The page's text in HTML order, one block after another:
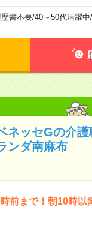
書不要/40～50代活躍中/
ネッセGの介
ンダ南麻布
前まで！朝10時以